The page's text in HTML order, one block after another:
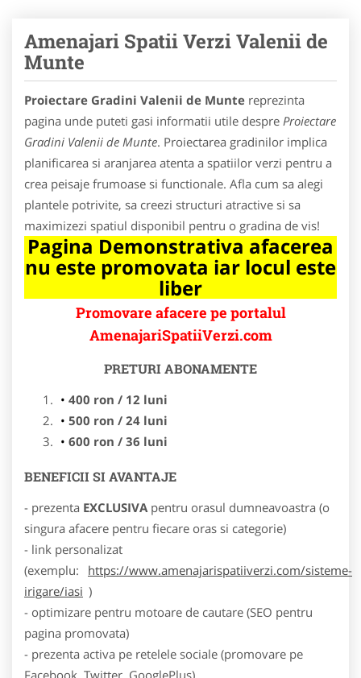
Amenajari Spatii Verzi Valenii de
Munte
Proiectare Gradini Valenii de Munte reprezinta
pagina unde puteti gasi informatii utile despre Proiectare
Gradini Valenii de Munte. Proiectarea gradinilor implica
planificarea si aranjarea atenta a spatiilor verzi pentru a
crea peisaje frumoase si functionale. Afla cum sa alegi
plantele potrivite, sa creezi structuri atractive si sa
maximizezi spatiul disponibil pentru o gradina de vis!
Pagina Demonstrativa afacerea
nu este promovata iar locul este
liber
Promovare afacere pe portalul
AmenajariSpatiiVerzi.com
PRETURI ABONAMENTE
400 ron / 12 luni
500 ron / 24 luni
600 ron / 36 luni
BENEFICII SI AVANTAJE
- prezenta EXCLUSIVA pentru orasul dumneavoastra (o
singura afacere pentru fiecare oras si categorie)
- link personalizat
(exemplu:
https://www.amenajarispatiiverzi.com/sisteme-
irigare/iasi )
- optimizare pentru motoare de cautare (SEO pentru
pagina promovata)
- prezenta activa pe retelele sociale (promovare pe
Facebook, Twitter, GooglePlus)